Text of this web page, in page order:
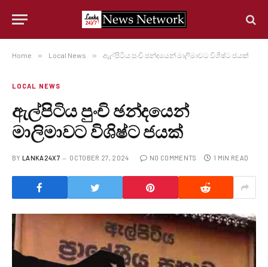
Home » Local News » ඇල්පිටිය පුංචි ඡන්දයෙන් මාලිමාවට විශිෂ්ට ජයක්
LOCAL NEWS
ඇල්පිටිය පුංචි ඡන්දයෙන්
මාලිමාවට විශිෂ්ට ජයක්
BY LANKA24X7 OCTOBER 27, 2024 NO COMMENTS 1 MIN READ